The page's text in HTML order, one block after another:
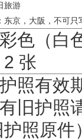
旅游
东京，大阪，不可只
色（白
2 张
照有效
旧护照
照原件